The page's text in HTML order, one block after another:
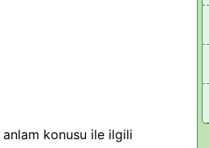
anlam konusu ile ilgili